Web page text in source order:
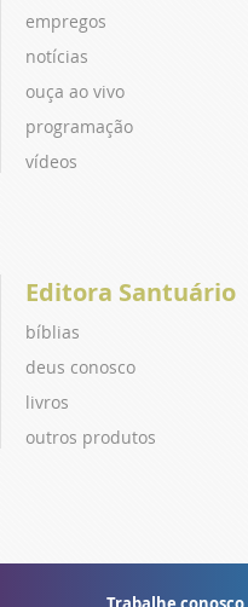
empregos
notícias
ouça ao vivo
programação
vídeos
Editora Santuário
bíblias
deus conosco
livros
outros produtos